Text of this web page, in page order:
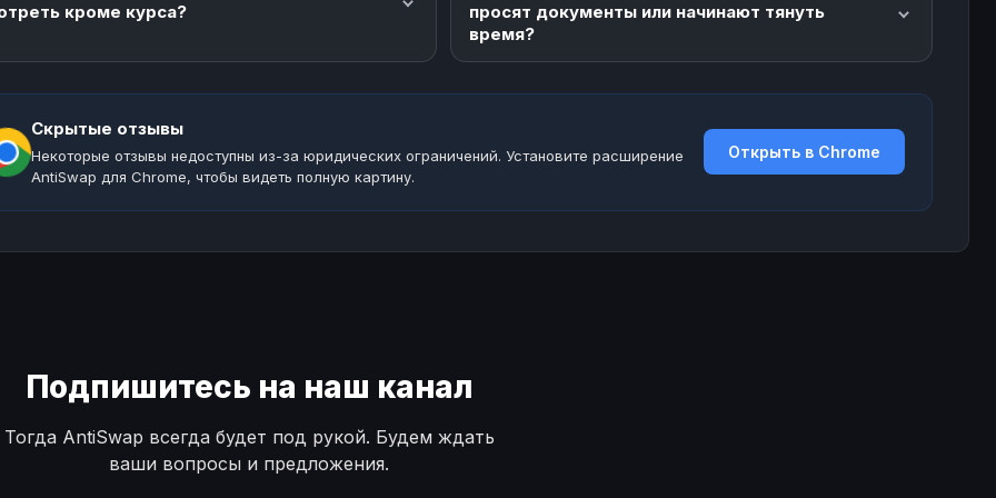
кроме курса?
просят документы или начинают тянуть
время?
Скрытые отзывы
Некоторые отзывы недоступны из-за юридических ограничений. Установите расширение
AntiSwap для Chrome, чтобы видеть полную картину.
Открыть в Chrome
Подпишитесь на наш канал
Тогда AntiSwap всегда будет под рукой. Будем ждать
ваши вопросы и предложения.